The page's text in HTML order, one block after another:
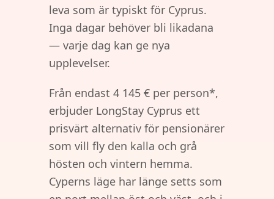
leva som är typiskt för Cyprus.
Inga dagar behöver bli likadana
— varje dag kan ge nya
upplevelser.
Från endast 4 145 € per person*,
erbjuder LongStay Cyprus ett
prisvärt alternativ för pensionärer
som vill fly den kalla och grå
hösten och vintern hemma.
Cyperns läge har länge setts som